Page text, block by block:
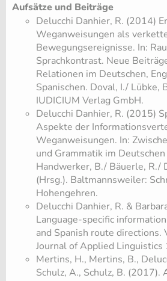
Aufsätze und Beiträge
Delucchi Danhier, R. (2014)
Weganweisungen als
Bewegungsereignisse. In:
Sprachkontrast. Neue
Relationen im Deutschen,
Spanischen. Doval, I./ Lübke,
IUDICIUM Verlag GmbH.
Delucchi Danhier, R. (2015)
Aspekte der
Weganweisungen. In:
und Grammatik im
Handwerker, B./ Bäuerle, R./
(Hrsg.). Baltmannsweiler:
Hohengehren.
Delucchi Danhier, R. &
Language-specific
and Spanish route directions.
Journal of Applied Linguistics
Mertins, H., Mertins, B.,
Schulz, A., Schulz, B. (2017).